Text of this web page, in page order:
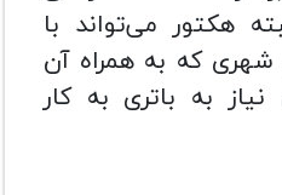
هکتور می‌تواند با
شهری که به همراه آن
به باتری به کار